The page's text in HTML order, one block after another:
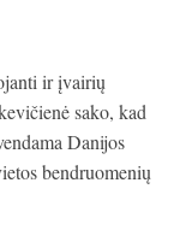
ir įvairių
sako, kad
Danijos
bendruomenių